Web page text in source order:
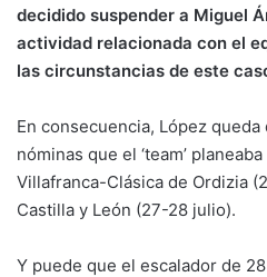
decidido suspender a Miguel
actividad relacionada con el
las circunstancias de este
En consecuencia, López
nóminas que el ‘team’
Villafranca-Clásica de Ordizia
Castilla y León (27-28 julio).
Y puede que el escalador de